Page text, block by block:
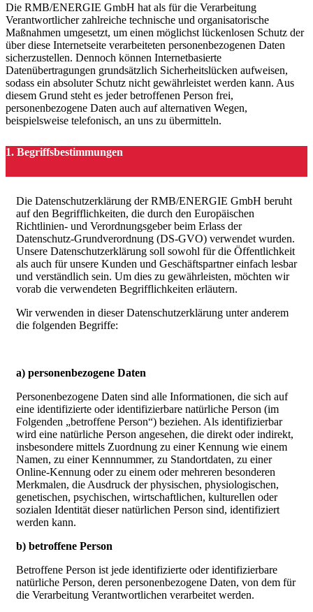
Die RMB/ENERGIE GmbH hat als für die Verarbeitung
Verantwortlicher zahlreiche technische und organisatorische
Maßnahmen umgesetzt, um einen möglichst lückenlosen Schutz der
über diese Internetseite verarbeiteten personenbezogenen Daten
sicherzustellen. Dennoch können Internetbasierte
Datenübertragungen grundsätzlich Sicherheitslücken aufweisen,
sodass ein absoluter Schutz nicht gewährleistet werden kann. Aus
diesem Grund steht es jeder betroffenen Person frei,
personenbezogene Daten auch auf alternativen Wegen,
beispielsweise telefonisch, an uns zu übermitteln.
1. Begriffsbestimmungen
Die Datenschutzerklärung der RMB/ENERGIE GmbH beruht
auf den Begrifflichkeiten, die durch den Europäischen
Richtlinien- und Verordnungsgeber beim Erlass der
Datenschutz-Grundverordnung (DS-GVO) verwendet wurden.
Unsere Datenschutzerklärung soll sowohl für die Öffentlichkeit
als auch für unsere Kunden und Geschäftspartner einfach lesbar
und verständlich sein. Um dies zu gewährleisten, möchten wir
vorab die verwendeten Begrifflichkeiten erläutern.
Wir verwenden in dieser Datenschutzerklärung unter anderem
die folgenden Begriffe:
a) personenbezogene Daten
Personenbezogene Daten sind alle Informationen, die sich auf
eine identifizierte oder identifizierbare natürliche Person (im
Folgenden „betroffene Person“) beziehen. Als identifizierbar
wird eine natürliche Person angesehen, die direkt oder indirekt,
insbesondere mittels Zuordnung zu einer Kennung wie einem
Namen, zu einer Kennnummer, zu Standortdaten, zu einer
Online-Kennung oder zu einem oder mehreren besonderen
Merkmalen, die Ausdruck der physischen, physiologischen,
genetischen, psychischen, wirtschaftlichen, kulturellen oder
sozialen Identität dieser natürlichen Person sind, identifiziert
werden kann.
b) betroffene Person
Betroffene Person ist jede identifizierte oder identifizierbare
natürliche Person, deren personenbezogene Daten, von dem für
die Verarbeitung Verantwortlichen verarbeitet werden.